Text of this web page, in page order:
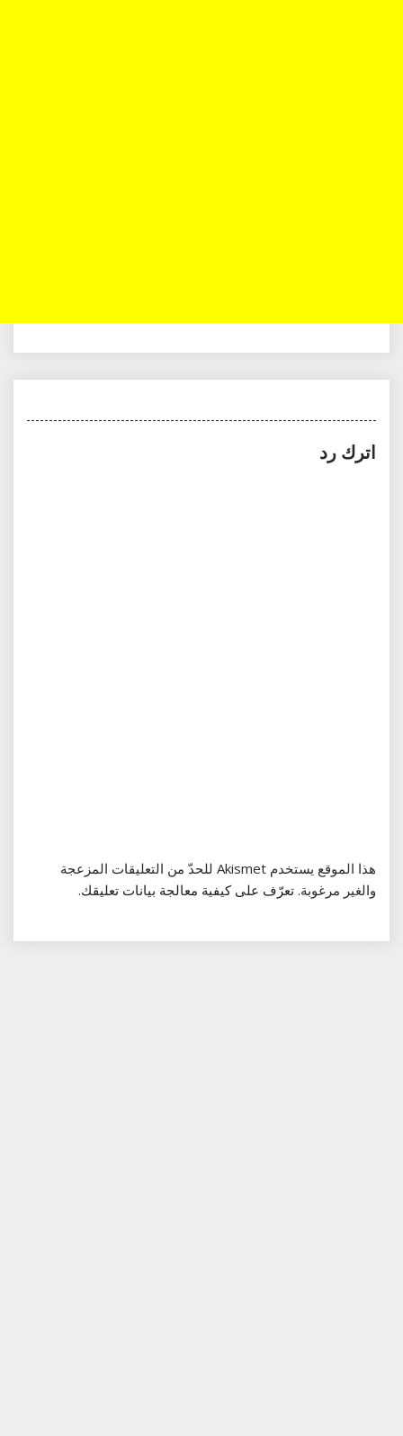
اترك رد
هذا الموقع يستخدم Akismet للحدّ من التعليقات المزعجة
والغير مرغوبة. تعرّف على كيفية معالجة بيانات تعليقك.